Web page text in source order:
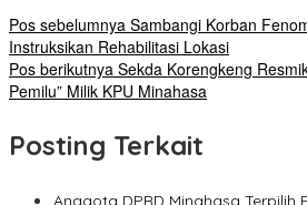
Pos sebelumnya Sambangi Korban
Instruksikan Rehabilitasi Lokasi
Pos berikutnya Sekda Korengkeng
Pemilu” Milik KPU Minahasa
Posting Terkait
Anggota DPRD Minahasa Terpilih